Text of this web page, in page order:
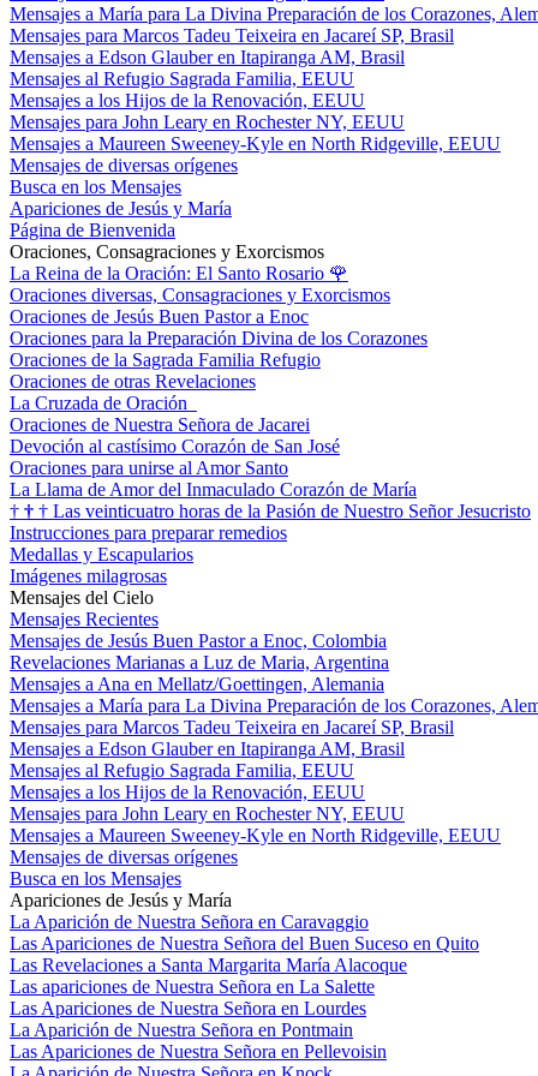
Mensajes a María para La Divina Preparación de los Corazones,
Mensajes para Marcos Tadeu Teixeira en Jacareí SP, Brasil
Mensajes a Edson Glauber en Itapiranga AM, Brasil
Mensajes al Refugio Sagrada Familia, EEUU
Mensajes a los Hijos de la Renovación, EEUU
Mensajes para John Leary en Rochester NY, EEUU
Mensajes a Maureen Sweeney-Kyle en North Ridgeville, EEUU
Mensajes de diversas orígenes
Busca en los Mensajes
Apariciones de Jesús y María
Página de Bienvenida
Oraciones, Consagraciones y Exorcismos
La Reina de la Oración: El Santo Rosario 🌹
Oraciones diversas, Consagraciones y Exorcismos
Oraciones de Jesús Buen Pastor a Enoc
Oraciones para la Preparación Divina de los Corazones
Oraciones de la Sagrada Familia Refugio
Oraciones de otras Revelaciones
La Cruzada de Oración
Oraciones de Nuestra Señora de Jacarei
Devoción al castísimo Corazón de San José
Oraciones para unirse al Amor Santo
La Llama de Amor del Inmaculado Corazón de María
† † † Las veinticuatro horas de la Pasión de Nuestro Señor Jesucristo
Instrucciones para preparar remedios
Medallas y Escapularios
Imágenes milagrosas
Mensajes del Cielo
Mensajes Recientes
Mensajes de Jesús Buen Pastor a Enoc, Colombia
Revelaciones Marianas a Luz de Maria, Argentina
Mensajes a Ana en Mellatz/Goettingen, Alemania
Mensajes a María para La Divina Preparación de los Corazones,
Mensajes para Marcos Tadeu Teixeira en Jacareí SP, Brasil
Mensajes a Edson Glauber en Itapiranga AM, Brasil
Mensajes al Refugio Sagrada Familia, EEUU
Mensajes a los Hijos de la Renovación, EEUU
Mensajes para John Leary en Rochester NY, EEUU
Mensajes a Maureen Sweeney-Kyle en North Ridgeville, EEUU
Mensajes de diversas orígenes
Busca en los Mensajes
Apariciones de Jesús y María
La Aparición de Nuestra Señora en Caravaggio
Las Apariciones de Nuestra Señora del Buen Suceso en Quito
Las Revelaciones a Santa Margarita María Alacoque
Las apariciones de Nuestra Señora en La Salette
Las Apariciones de Nuestra Señora en Lourdes
La Aparición de Nuestra Señora en Pontmain
Las Apariciones de Nuestra Señora en Pellevoisin